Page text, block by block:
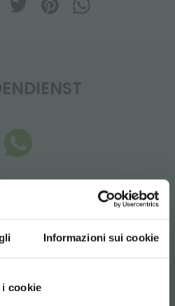
Informazioni sui cookie
cookie